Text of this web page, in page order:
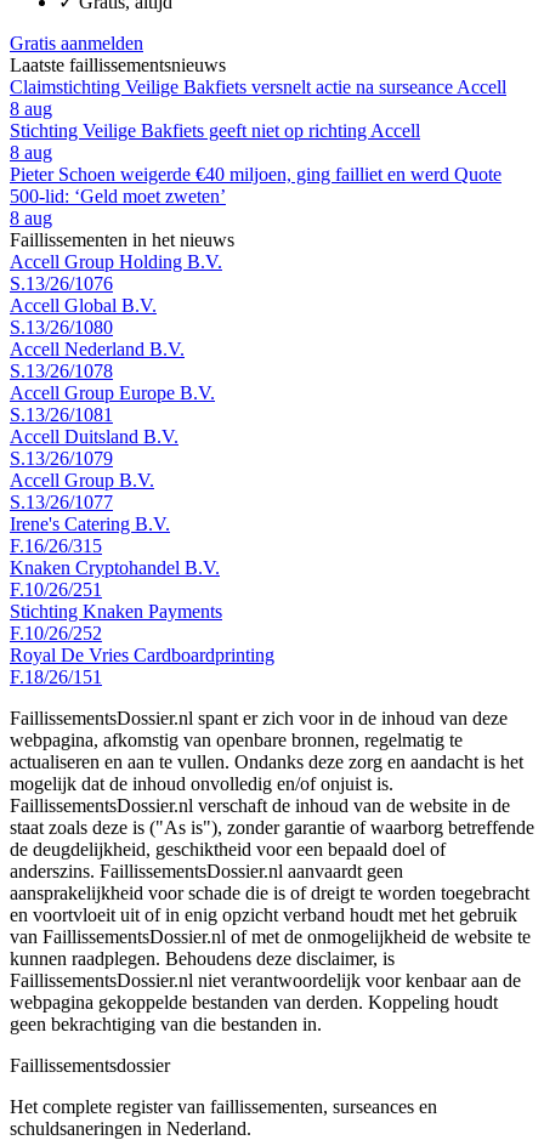
Gratis aanmelden
Laatste faillissementsnieuws
Claimstichting Veilige Bakfiets versnelt actie na surseance Accell
8 aug
Stichting Veilige Bakfiets geeft niet op richting Accell
8 aug
Pieter Schoen weigerde €40 miljoen, ging failliet en werd Quote
500-lid: ‘Geld moet zweten’
8 aug
Faillissementen in het nieuws
Accell Group Holding B.V.
S.13/26/1076
Accell Global B.V.
S.13/26/1080
Accell Nederland B.V.
S.13/26/1078
Accell Group Europe B.V.
S.13/26/1081
Accell Duitsland B.V.
S.13/26/1079
Accell Group B.V.
S.13/26/1077
Irene's Catering B.V.
F.16/26/315
Knaken Cryptohandel B.V.
F.10/26/251
Stichting Knaken Payments
F.10/26/252
Royal De Vries Cardboardprinting
F.18/26/151
FaillissementsDossier.nl spant er zich voor in de inhoud van deze
webpagina, afkomstig van openbare bronnen, regelmatig te
actualiseren en aan te vullen. Ondanks deze zorg en aandacht is het
mogelijk dat de inhoud onvolledig en/of onjuist is.
FaillissementsDossier.nl verschaft de inhoud van de website in de
staat zoals deze is ("As is"), zonder garantie of waarborg betreffende
de deugdelijkheid, geschiktheid voor een bepaald doel of
anderszins. FaillissementsDossier.nl aanvaardt geen
aansprakelijkheid voor schade die is of dreigt te worden toegebracht
en voortvloeit uit of in enig opzicht verband houdt met het gebruik
van FaillissementsDossier.nl of met de onmogelijkheid de website te
kunnen raadplegen. Behoudens deze disclaimer, is
FaillissementsDossier.nl niet verantwoordelijk voor kenbaar aan de
webpagina gekoppelde bestanden van derden. Koppeling houdt
geen bekrachtiging van die bestanden in.
Faillissementsdossier
Het complete register van faillissementen, surseances en
schuldsaneringen in Nederland.